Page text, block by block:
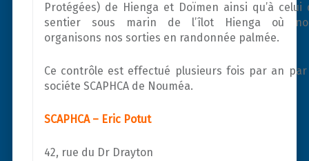
Protégées) de Hienga et Doïmen ainsi qu’à celui
sentier sous marin de l’îlot Hienga où
organisons nos sorties en randonnée palmée.
Ce contrôle est effectué plusieurs fois par an
sociéte SCAPHCA de Nouméa.
SCAPHCA – Eric Potut
42, rue du Dr Drayton